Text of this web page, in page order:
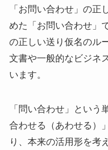
「お問い合わせ」の正
めた「お問い合わせ」
の正しい送り仮名のル
文書や一般的なビジネ
います。
「問い合わせ」という
合わせる（あわせる）
り、本来の活用形を考